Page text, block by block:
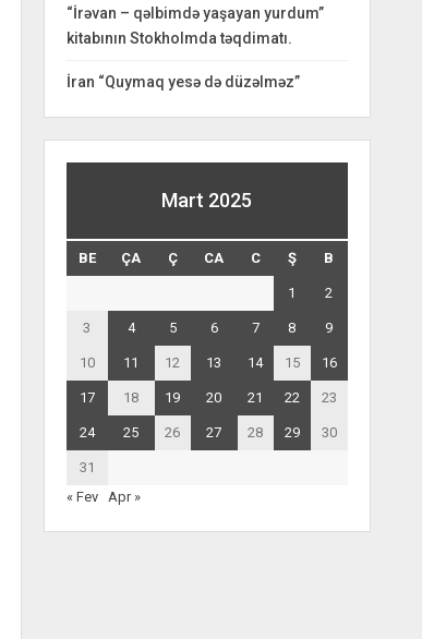
“İrəvan – qəlbimdə yaşayan yurdum”
kitabının Stokholmda təqdimatı.
İran “Quymaq yesə də düzəlməz”
Mart 2025
BE ÇA Ç CA C Ş B
1 2
3 4 5 6 7 8 9
10 11 12 13 14 15 16
17 18 19 20 21 22 23
24 25 26 27 28 29 30
31
« Fev
Apr »